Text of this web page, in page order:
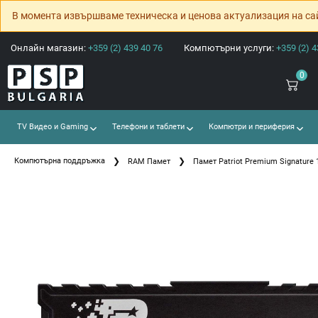
В момента извършваме техническа и ценова актуализация на
Онлайн магазин: +359 (2) 439 40 76 Компютърни услуги: +359 (2)
0
TV Видео и Gaming Телефони и таблети Компютри и периферия
Компютърна поддръжка RAM Памет Памет Patriot Premium Signature